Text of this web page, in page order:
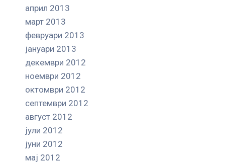
април 2013
март 2013
февруари 2013
јануари 2013
декември 2012
ноември 2012
октомври 2012
септември 2012
август 2012
јули 2012
јуни 2012
мај 2012